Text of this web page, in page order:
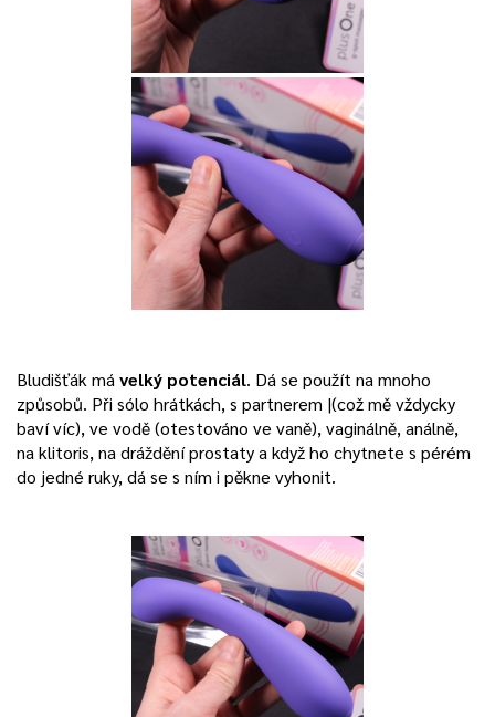
Bludišťák má velký potenciál. Dá se použít na mnoho
způsobů. Při sólo hrátkách, s partnerem |(což mě vždycky
baví víc), ve vodě (otestováno ve vaně), vaginálně, análně,
na klitoris, na dráždění prostaty a když ho chytnete s pérém
do jedné ruky, dá se s ním i pěkne vyhonit.